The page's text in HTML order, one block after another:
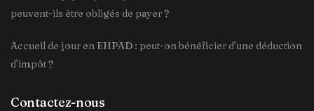
peuvent-ils être obligés de payer ?
Accueil de jour en EHPAD : peut-on bénéficier d’une déduction
d’impôt ?
Contactez-nous